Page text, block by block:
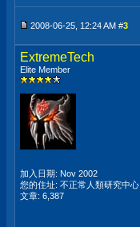
2008-06-25, 12:24 AM #3
ExtremeTech
Elite Member
加入日期: Nov 2002
您的住址: 不正常人類研究中心
文章: 6,387